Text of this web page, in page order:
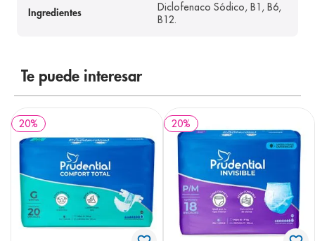
Ingredientes
Diclofenaco Sódico, B1, B6,
B12.
Te puede interesar
20% 20%